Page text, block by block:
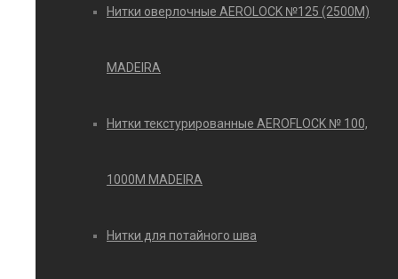
Нитки оверлочные AEROLOCK №125 (2500М)
MADEIRA
Нитки текстурированные AEROFLOCK № 100,
1000М MADEIRA
Нитки для потайного шва